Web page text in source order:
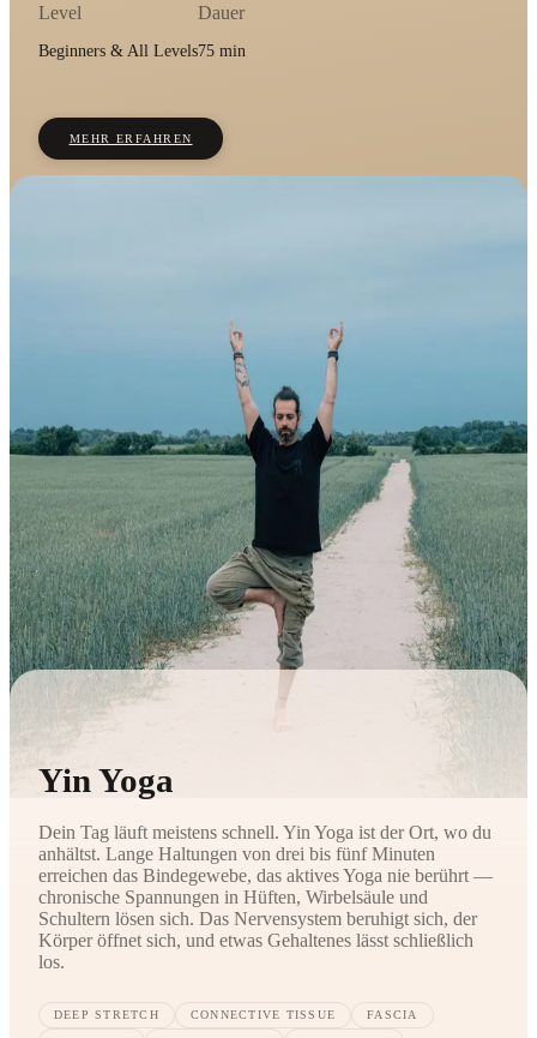
Level
Beginners & All Levels
Dauer
75 min
MEHR ERFAHREN
Yin Yoga
Dein Tag läuft meistens schnell. Yin Yoga ist der Ort, wo du
anhältst. Lange Haltungen von drei bis fünf Minuten
erreichen das Bindegewebe, das aktives Yoga nie berührt —
chronische Spannungen in Hüften, Wirbelsäule und
Schultern lösen sich. Das Nervensystem beruhigt sich, der
Körper öffnet sich, und etwas Gehaltenes lässt schließlich
los.
DEEP STRETCH CONNECTIVE TISSUE FASCIA